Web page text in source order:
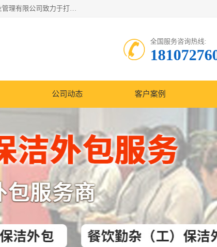
专业提供光谷物业保洁、关谷日常保洁、光谷保洁外包及武汉其他城区的单位日常保洁 武汉德聚和物业管理有限公司致力于打造中国专业物业保洁服务、日常保洁及其他保洁清洗外包服务。自公司成立以来提倡以先进的物业管理理念和模式经营，谋篇布局，以“至诚服务、精益求精、规范管理、锐意拓新”为质量方针，强化内部管理，为业主提供专业化、标准化和精细化的全方位物业服务，管理服务水平得到了广大业主和业内人士的一致好评。
全国服务咨询热线:
公司动态 客户案例